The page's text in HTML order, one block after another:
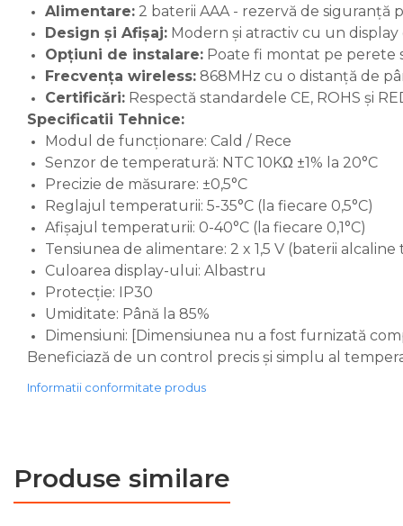
Boilere electrice
Boilere termoelectrice
Boilere indirecte cu
serpentina
Boilere solare indirecte (cu
serpentina)
Boilere pentru pompe de
caldura
Accesorii boilere
Incalzire in pardoseala
Tevi si fitinguri
Tevi si fitinguri PPR
Fitinguri alama
Tevi si fitinguri fonta
Robineti
Robineti pentru gaz
Alimentare: 2 baterii AAA - rezervă de
Design și Afișaj: Modern și atractiv cu un display
Opțiuni de instalare: Poate fi montat pe perete
Frecvența wireless: 868MHz cu o distanță de
Certificări: Respectă standardele CE, ROHS și
Specificatii Tehnice:
Modul de funcționare: Cald / Rece
Senzor de temperatură: NTC 10KΩ ±1% la 20°C
Precizie de măsurare: ±0,5°C
Reglajul temperaturii: 5-35°C (la fiecare 0,5°C)
Afișajul temperaturii: 0-40°C (la fiecare 0,1°C)
Tensiunea de alimentare: 2 x 1,5 V (baterii alcaline
Culoarea display-ului: Albastru
Protecție: IP30
Umiditate: Până la 85%
Dimensiuni: [Dimensiunea nu a fost furnizată
Beneficiază de un control precis și simplu al
Informatii conformitate produs
Produse similare